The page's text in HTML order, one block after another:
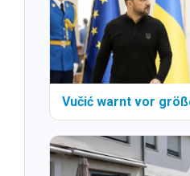
Vučić warnt vor